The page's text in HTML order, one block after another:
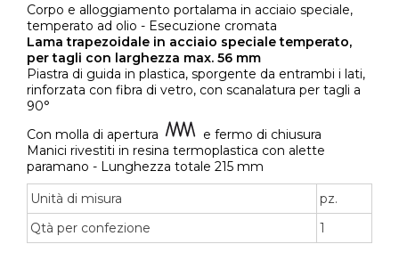
Corpo e alloggiamento portalama in acciaio speciale,
temperato ad olio - Esecuzione cromata
Lama trapezoidale in acciaio speciale temperato,
per tagli con larghezza max. 56 mm
Piastra di guida in plastica, sporgente da entrambi i lati,
rinforzata con fibra di vetro, con scanalatura per tagli a
90°
Con molla di apertura
e fermo di chiusura
Manici rivestiti in resina termoplastica con alette
paramano - Lunghezza totale 215 mm
Unità di misura
pz.
Qtà per confezione
1